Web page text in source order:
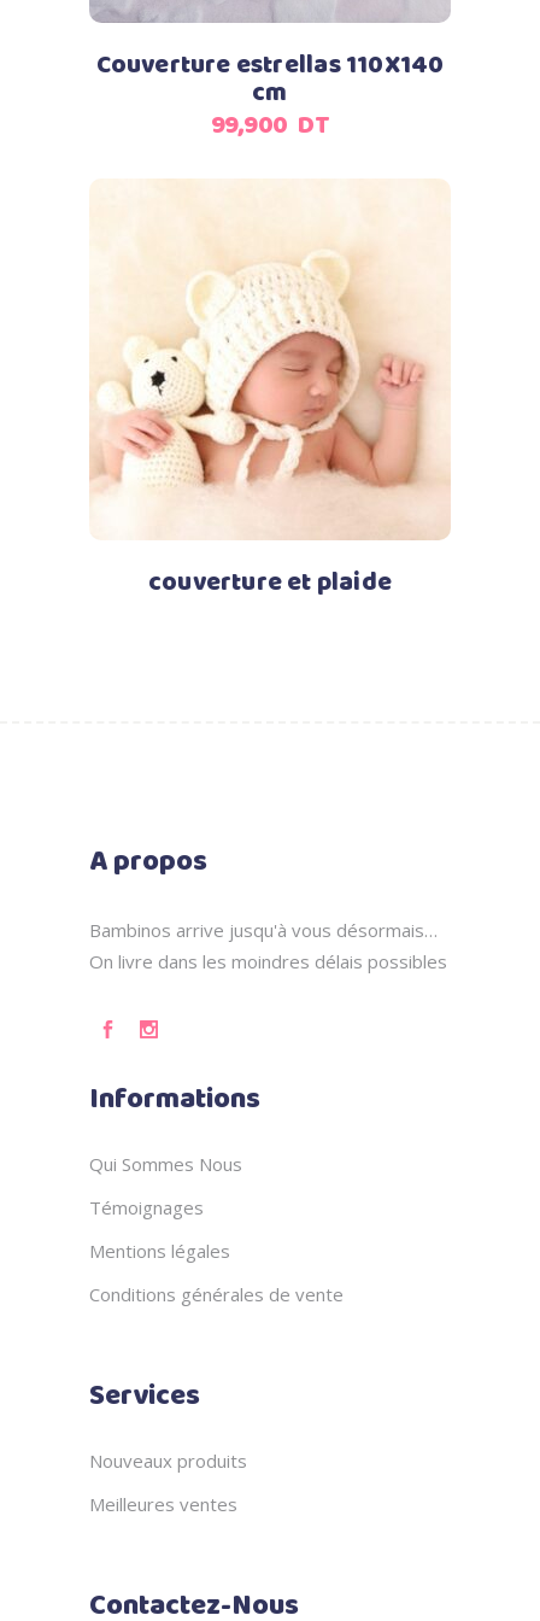
Couverture estrellas 110X140
cm
99,900 DT
Lire la suite
couverture et plaide
A propos
Bambinos arrive jusqu'à vous désormais…
On livre dans les moindres délais possibles
Informations
Qui Sommes Nous
Témoignages
Mentions légales
Conditions générales de vente
Services
Nouveaux produits
Meilleures ventes
Contactez-Nous